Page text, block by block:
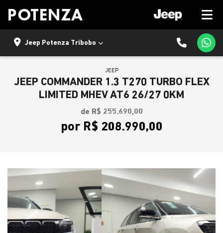
Jeep Potenza Tribobo
JEEP
JEEP COMMANDER 1.3 T270 TURBO FLEX
LIMITED MHEV AT6 26/27 0KM
de R$ 255.690,00
por R$ 208.990,00